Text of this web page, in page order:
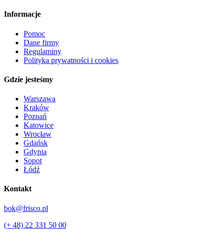
Informacje
Pomoc
Dane firmy
Regulaminy
Polityka prywatności i cookies
Gdzie jesteśmy
Warszawa
Kraków
Poznań
Katowice
Wrocław
Gdańsk
Gdynia
Sopot
Łódź
Kontakt
bok@frisco.pl
(+ 48) 22 331 50 00